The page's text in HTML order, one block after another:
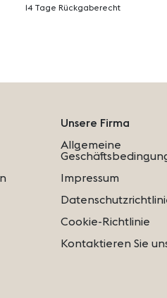
14 Tage Rückgaberecht
Unsere Firma
Allgemeine
Impressum
Cookie-Richtlinie
Kontaktieren Sie